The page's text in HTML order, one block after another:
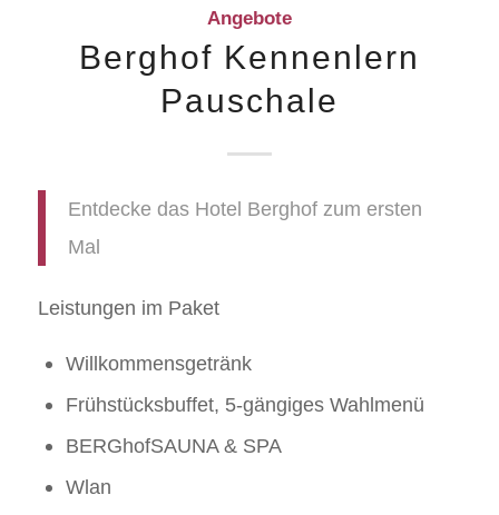
Angebote
Berghof Kennenlern
Pauschale
Entdecke das Hotel Berghof zum ersten
Mal
Leistungen im Paket
Willkommensgetränk
Frühstücksbuffet, 5-gängiges Wahlmenü
BERGhofSAUNA & SPA
Wlan